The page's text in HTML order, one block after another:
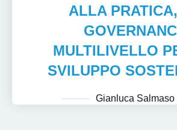
ALLA
MULTILIVELLO
SVILUPPO
Gianluca Salmaso